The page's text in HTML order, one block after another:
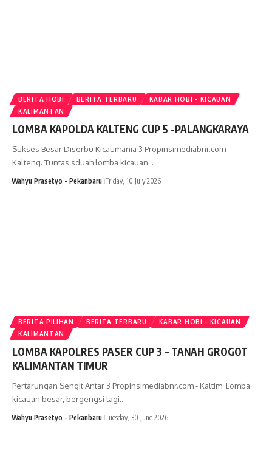
BERITA HOBI BERITA TERBARU
KABAR HOBI - KICAUAN
KALIMANTAN
LOMBA KAPOLDA KALTENG CUP 5 -PALANGKARAYA
Sukses Besar Diserbu Kicaumania 3 Propinsimediabnr.com -
Kalteng. Tuntas sduah lomba kicauan…
Wahyu Prasetyo - Pekanbaru Friday, 10 July 2026
BERITA PILIHAN BERITA TERBARU
KABAR HOBI - KICAUAN
KALIMANTAN
LOMBA KAPOLRES PASER CUP 3 – TANAH GROGOT
KALIMANTAN TIMUR
Pertarungan Sengit Antar 3 Propinsimediabnr.com - Kaltim. Lomba
kicauan besar, bergengsi lagi…
Wahyu Prasetyo - Pekanbaru Tuesday, 30 June 2026